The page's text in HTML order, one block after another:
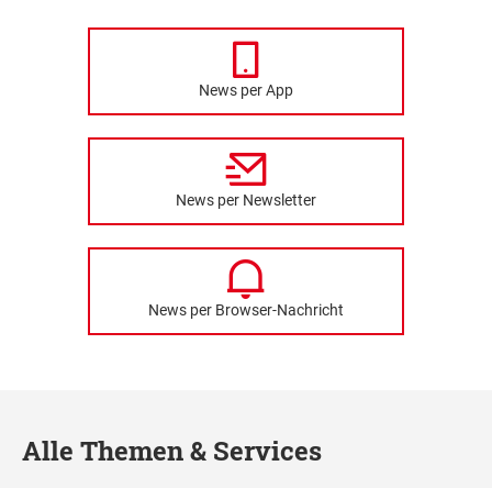
News per App
News per Newsletter
News per Browser-Nachricht
Alle Themen & Services